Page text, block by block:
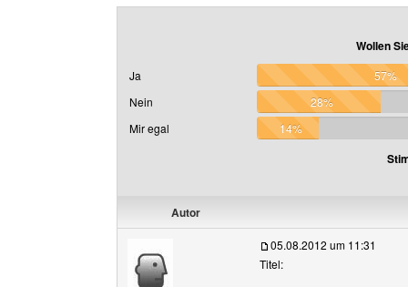
Wollen
Ja
57%
Nein
28%
Mir egal
14%
Autor
05.08.2012 um 11:31
Titel: